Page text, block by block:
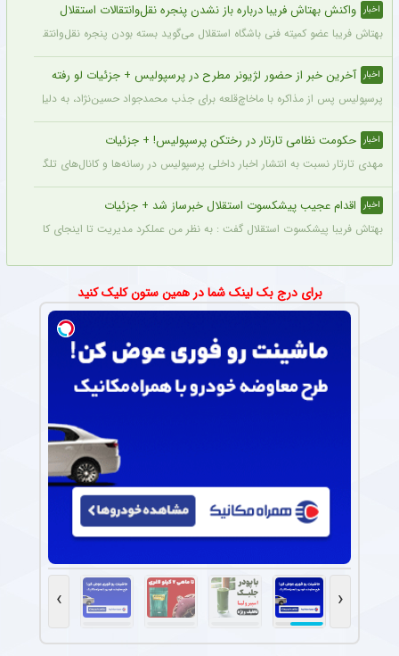
اخبار واکنش بهتاش فریبا درباره باز نشدن پنجره نقل‌وانتقالات استقلال
بهتاش فریبا عضو کمیته فنی باشگاه استقلال می‌گوید بسته بودن پنجره
اخبار آخرین خبر از حضور لژیونر مطرح در پرسپولیس + جزئیات لو رفته
پرسپولیس پس از مذاکره با ماخاچ‌قلعه برای جذب محمدجواد حسین‌نژاد، به دلیل رقم
اخبار حکومت نظامی تارتار در رختکن پرسپولیس! + جزئیات
مهدی تارتار نسبت به انتشار اخبار داخلی پرسپولیس در رسانه‌ها و کانال‌های تلگرامی
اخبار اقدام عجیب پیشکسوت استقلال خبرساز شد + جزئیات
بهتاش فریبا پیشکسوت استقلال گفت : به نظر من عملکرد مدیریت تا اینجای کار قابل
برای درج بک لینک شما در همین ستون کلیک کنید
‹
›